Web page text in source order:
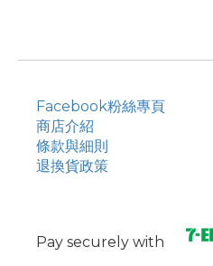
Facebook粉絲專頁
商店介紹
條款與細則
退換貨政策
Pay securely with